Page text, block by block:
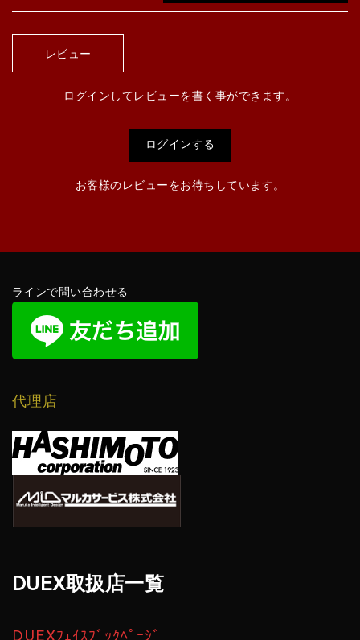
レビュー
ログインしてレビューを書く事ができます。
ログインする
お客様のレビューをお待ちしています。
ラインで問い合わせる
代理店
DUEX取扱店一覧
DUEXﾌｪｲｽﾌﾞｯｸﾍﾟｰｼﾞ